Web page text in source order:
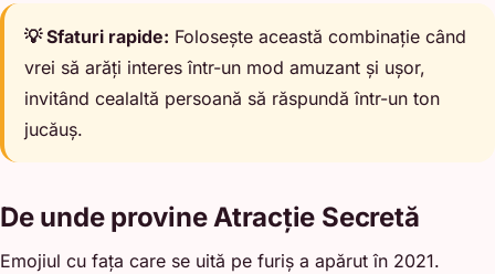
💡 Sfaturi rapide: Folosește această combinație când
vrei să arăți interes într-un mod amuzant și ușor,
invitând cealaltă persoană să răspundă într-un ton
jucăuș.
De unde provine Atracție Secretă
Emojiul cu fața care se uită pe furiș a apărut în 2021.